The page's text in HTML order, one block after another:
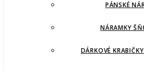
PÁNSKÉ
NÁRAMKY
DÁRKOVÉ